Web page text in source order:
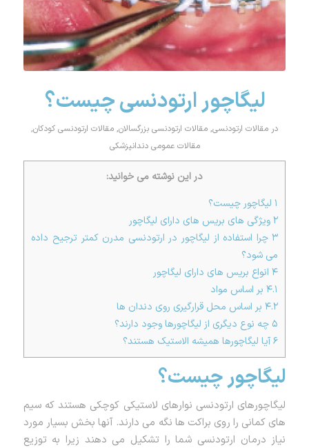
لیگاچور ارتودنسی چیست؟
در مقالات ارتودنسی, مقالات ارتودنسی بزرگسالان, مقالات ارتودنسی کودکان,
مقالات عمومی دندانپزشکی
در این نوشته می خوانید:
۱ لیگاچور چیست؟
۲ویژگی های بریس های دارای لیگاچور
۳ چرا استفاده از لیگاچور در ارتودنسی مدرن کمتر ترجیح داده
می شود؟
۴انواع بریس های دارای لیگاچور
۴.۱بر اساس مواد
۴.۲بر اساس محل قرارگیری روی دندان ها
۵ چه نوع دیگری از لیگاچورها وجود دارند؟
۶آیا لیگاچورها همیشه الاستیک هستند؟
لیگاچور چیست؟
لیگاچورهای ارتودنسی نوارهای لاستیکی کوچکی هستند که سیم
های کمانی را روی براکت ها نگه می دارند. آنها بخش بسیار مورد
نیاز درمان ارتودنسی شما را تشکیل می دهند زیرا به توزیع